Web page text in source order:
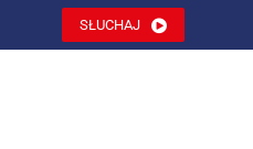
SŁUCHAJ